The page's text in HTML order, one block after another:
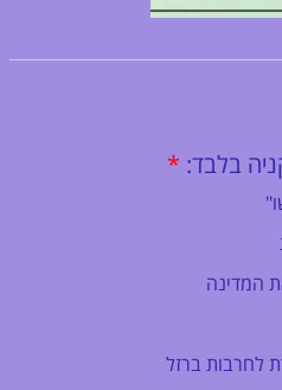
בלבד: *
המדינה
לחרבות ברזל